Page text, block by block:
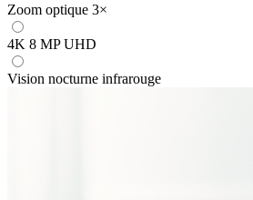
Zoom optique 3×
4K 8 MP UHD
Vision nocturne infrarouge